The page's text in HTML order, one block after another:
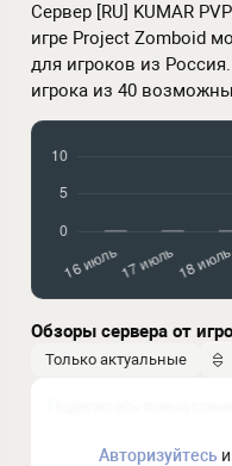
Сервер [RU] KUMAR
игре Project Zomboid
для игроков из
игрока из 40
Обзоры сервера от
Только актуальные
Авторизуйтесьи